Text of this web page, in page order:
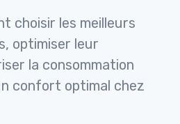
choisir les meilleurs
optimiser leur
la consommation
confort optimal chez